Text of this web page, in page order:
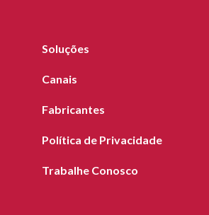
Soluções
Canais
Fabricantes
Política de Privacidade
Trabalhe Conosco